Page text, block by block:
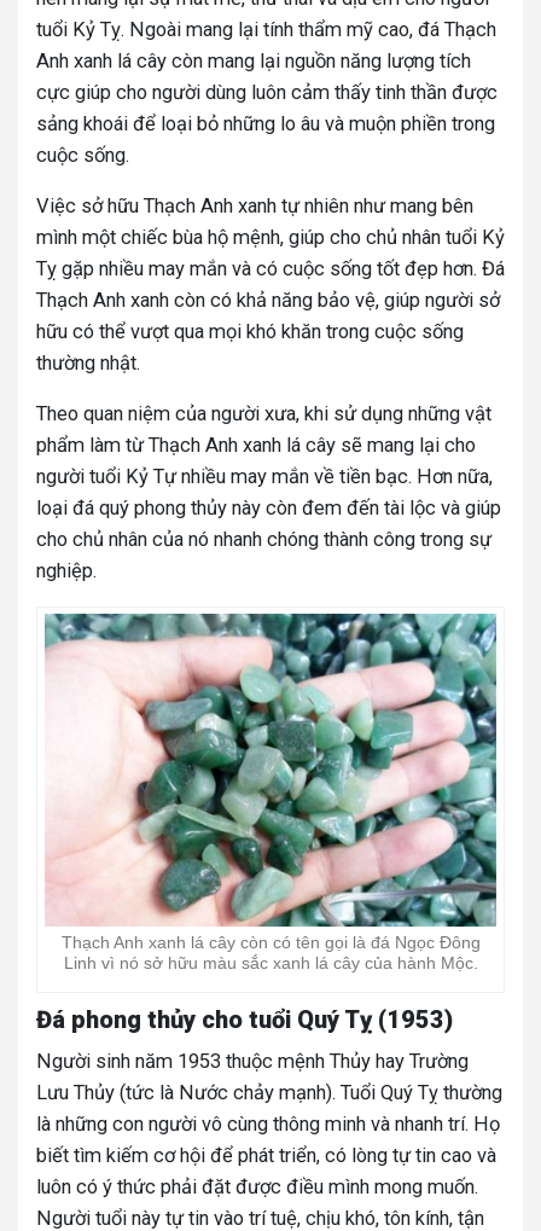
tuổi Kỷ Tỵ. Ngoài mang lại tính thẩm mỹ cao, đá Thạch
Anh xanh lá cây còn mang lại nguồn năng lượng tích
cực giúp cho người dùng luôn cảm thấy tinh thần được
sảng khoái để loại bỏ những lo âu và muộn phiền trong
cuộc sống.
Việc sở hữu Thạch Anh xanh tự nhiên như mang bên
mình một chiếc bùa hộ mệnh, giúp cho chủ nhân tuổi Kỷ
Tỵ gặp nhiều may mắn và có cuộc sống tốt đẹp hơn. Đá
Thạch Anh xanh còn có khả năng bảo vệ, giúp người sở
hữu có thể vượt qua mọi khó khăn trong cuộc sống
thường nhật.
Theo quan niệm của người xưa, khi sử dụng những vật
phẩm làm từ Thạch Anh xanh lá cây sẽ mang lại cho
người tuổi Kỷ Tự nhiều may mắn về tiền bạc. Hơn nữa,
loại đá quý phong thủy này còn đem đến tài lộc và giúp
cho chủ nhân của nó nhanh chóng thành công trong sự
nghiệp.
Thạch Anh xanh lá cây còn có tên gọi là đá Ngọc Đông
Linh vì nó sở hữu màu sắc xanh lá cây của hành Mộc.
Đá phong thủy cho tuổi Quý Tỵ (1953)
Người sinh năm 1953 thuộc mệnh Thủy hay Trường
Lưu Thủy (tức là Nước chảy mạnh). Tuổi Quý Tỵ thường
là những con người vô cùng thông minh và nhanh trí. Họ
biết tìm kiếm cơ hội để phát triển, có lòng tự tin cao và
luôn có ý thức phải đặt được điều mình mong muốn.
Người tuổi này tự tin vào trí tuệ, chịu khó, tôn kính, tận